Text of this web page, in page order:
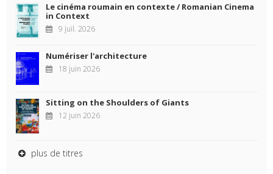
Le cinéma roumain en contexte / Romanian Cinema
in Context
9 juil. 2026
Numériser l'architecture
18 juin 2026
Sitting on the Shoulders of Giants
12 juin 2026
plus de titres